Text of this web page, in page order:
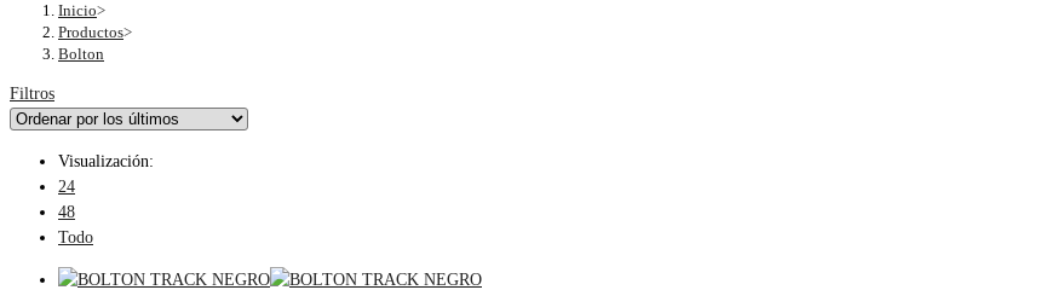
Inicio>
Productos>
Bolton
Filtros
Visualización:
24
48
Todo